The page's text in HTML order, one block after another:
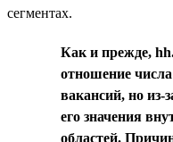
сегментах.
Как и прежде,
отношение
вакансий, но из-
его значения
областей.